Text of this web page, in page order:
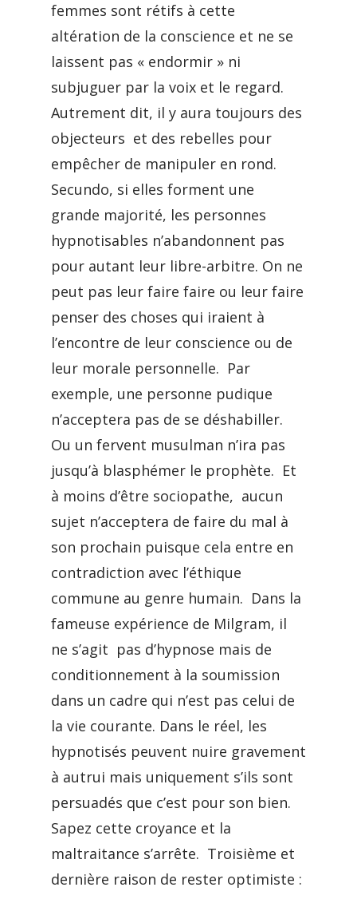
femmes sont rétifs à cette
altération de la conscience et ne se
laissent pas « endormir » ni
subjuguer par la voix et le regard.
Autrement dit, il y aura toujours des
objecteurs et des rebelles pour
empêcher de manipuler en rond.
Secundo, si elles forment une
grande majorité, les personnes
hypnotisables n’abandonnent pas
pour autant leur libre-arbitre. On ne
peut pas leur faire faire ou leur faire
penser des choses qui iraient à
l’encontre de leur conscience ou de
leur morale personnelle. Par
exemple, une personne pudique
n’acceptera pas de se déshabiller.
Ou un fervent musulman n’ira pas
jusqu’à blasphémer le prophète. Et
à moins d’être sociopathe, aucun
sujet n’acceptera de faire du mal à
son prochain puisque cela entre en
contradiction avec l’éthique
commune au genre humain. Dans la
fameuse expérience de Milgram, il
ne s’agit pas d’hypnose mais de
conditionnement à la soumission
dans un cadre qui n’est pas celui de
la vie courante. Dans le réel, les
hypnotisés peuvent nuire gravement
à autrui mais uniquement s’ils sont
persuadés que c’est pour son bien.
Sapez cette croyance et la
maltraitance s’arrête. Troisième et
dernière raison de rester optimiste :